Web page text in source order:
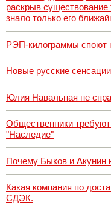
раскрыв существование
знало только его
РЭП-килограммы споют
Новые русские сенсации
Юлия Навальная не
Общественники
"Наследие"
Почему Быков и Акунин
Какая компания по
СДЭК.